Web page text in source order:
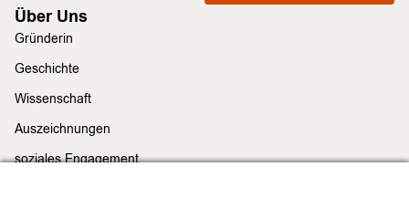
Über Uns
Gründerin
Geschichte
Wissenschaft
Auszeichnungen
soziales Engagement